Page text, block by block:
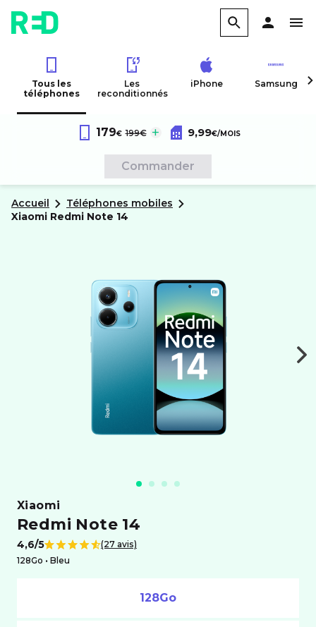
Tous les
téléphones
Les
reconditionnés
iPhone Samsung
Xiaomi Redmi Note 14
179€ au lieu de :
199€ Forfait RED 60Go 4G
Sans engagement
9,99€/MOIS
Commander
Accueil
Téléphones mobiles
xiaomi Redmi Note 14
xiaomi
Redmi Note 14
Note de
4,6/5
(27 avis)
128Go •
bleu
128Go